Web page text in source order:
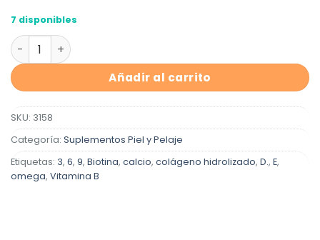
7 disponibles
ESBELT PELO LINDO SUSPENSIÓN 180GR cantidad
Añadir al carrito
SKU: 3158
Categoría: Suplementos Piel y Pelaje
Etiquetas: 3, 6, 9, Biotina, calcio, colágeno hidrolizado, D., E,
omega, Vitamina B